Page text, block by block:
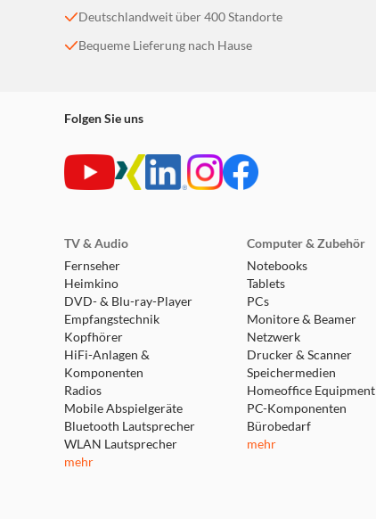
Deutschlandweit über 400 Standorte
Bequeme Lieferung nach Hause
Folgen Sie uns
TV & Audio
Fernseher
Heimkino
DVD- & Blu-ray-Player
Empfangstechnik
Kopfhörer
HiFi-Anlagen &
Komponenten
Radios
Mobile Abspielgeräte
Bluetooth Lautsprecher
WLAN Lautsprecher
mehr
Computer & Zubehör
Notebooks
Tablets
PCs
Monitore & Beamer
Netzwerk
Drucker & Scanner
Speichermedien
Homeoffice Equipment
PC-Komponenten
Bürobedarf
mehr